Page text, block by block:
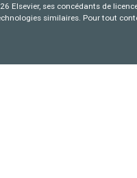
Elsevier, ses concédants de
similaires. Pour tout